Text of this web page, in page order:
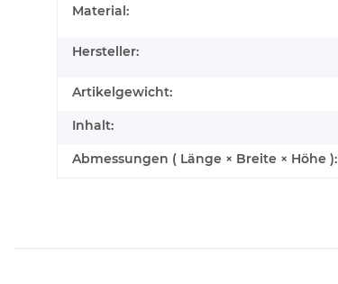
Material:
Hersteller:
Artikelgewicht:
Inhalt:
Abmessungen ( Länge × Breite × Höhe ):